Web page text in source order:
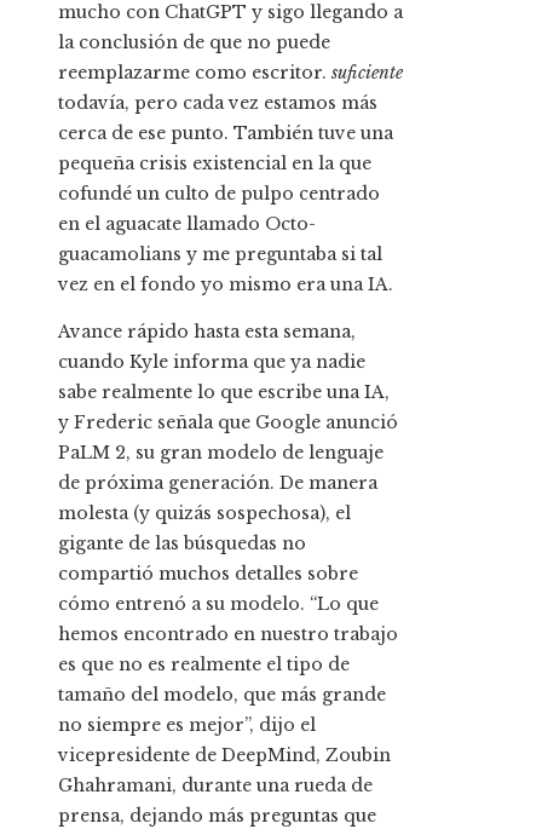
mucho con ChatGPT y sigo llegando a
la conclusión de que no puede
reemplazarme como escritor. suficiente
todavía, pero cada vez estamos más
cerca de ese punto. También tuve una
pequeña crisis existencial en la que
cofundé un culto de pulpo centrado
en el aguacate llamado Octo-
guacamolians y me preguntaba si tal
vez en el fondo yo mismo era una IA.
Avance rápido hasta esta semana,
cuando Kyle informa que ya nadie
sabe realmente lo que escribe una IA,
y Frederic señala que Google anunció
PaLM 2, su gran modelo de lenguaje
de próxima generación. De manera
molesta (y quizás sospechosa), el
gigante de las búsquedas no
compartió muchos detalles sobre
cómo entrenó a su modelo. “Lo que
hemos encontrado en nuestro trabajo
es que no es realmente el tipo de
tamaño del modelo, que más grande
no siempre es mejor”, dijo el
vicepresidente de DeepMind, Zoubin
Ghahramani, durante una rueda de
prensa, dejando más preguntas que